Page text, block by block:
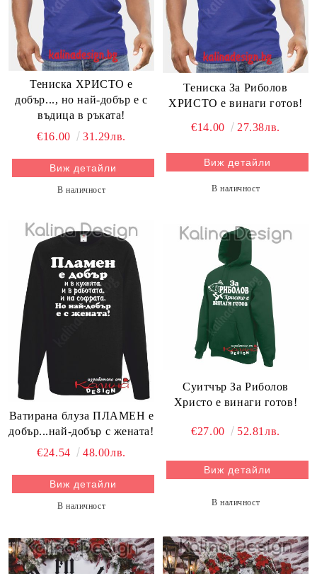
Тениска ХРИСТО е
добър..., но най-добър е с
въдица в ръката!
€16.00
31.29лв.
Виж детайли
В наличност
Тениска За Риболов
ХРИСТО е винаги готов!
€14.00 27.38лв.
Виж детайли
В наличност
Ватирана блуза ПЛАМЕН е
добър...най-добър с жената!
€24.54
48.00лв.
Виж детайли
В наличност
Суитчър За Риболов
Христо е винаги готов!
€27.00 52.81лв.
Виж детайли
В наличност